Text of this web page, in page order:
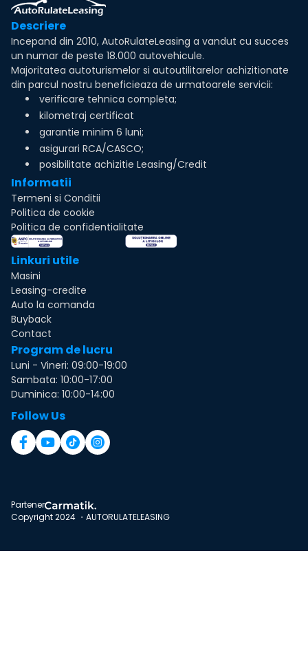
Descriere
Incepand din 2010, AutoRulateLeasing a vandut cu succes
un numar de peste 18.000 autovehicule.
Majoritatea autoturismelor si autoutilitarelor achizitionate
din parcul nostru beneficieaza de urmatoarele servicii:
verificare tehnica completa;
kilometraj certificat
garantie minim 6 luni;
asigurari RCA/CASCO;
posibilitate achizitie Leasing/Credit
Informatii
Termeni si Conditii
Politica de cookie
Politica de confidentialitate
Linkuri utile
Masini
Leasing-credite
Auto la comanda
Buyback
Contact
Program de lucru
Luni - Vineri: 09:00-19:00
Sambata: 10:00-17:00
Duminica: 10:00-14:00
Follow Us
Partener
Copyright 2024 ・AUTORULATELEASING